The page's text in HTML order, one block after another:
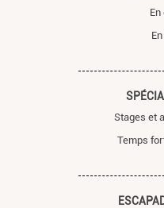
Stages et
Temps